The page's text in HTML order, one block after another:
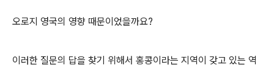
오로지 영국의 영향 때문이었을까요?
이러한 질문의 답을 찾기 위해서 홍콩이라는 지역이 갖고 있는 역